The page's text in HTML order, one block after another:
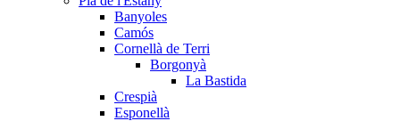
Banyoles
Camós
Cornellà de Terri
Borgonyà
La Bastida
Crespià
Esponellà